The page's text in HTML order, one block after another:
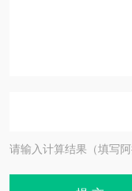
请输入计算结果（填写